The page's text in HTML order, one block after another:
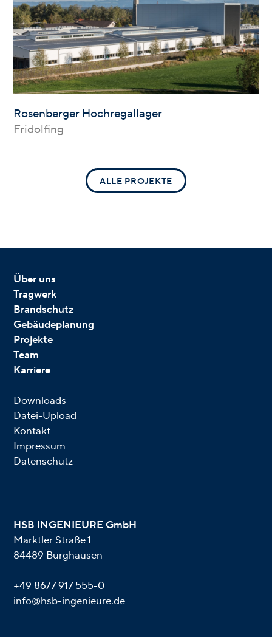
Rosenberger Hochregallager
Fridolfing
ALLE PROJEKTE
HSB INGENIEURE GmbH
Marktler Straße 1
84489 Burghausen
+49 8677 917 555-0
info@hsb-ingenieure.de
Über uns
Tragwerk
Brandschutz
Gebäudeplanung
Projekte
Team
Karriere
Downloads
Datei-Upload
Kontakt
Impressum
Datenschutz